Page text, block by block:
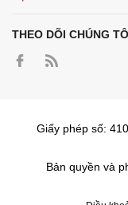
THEO DÕI CHÚNG
Giấy phép số:
Bản quyền và